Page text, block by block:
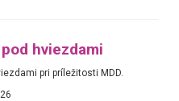
hviezdami
pri príležitosti MDD.